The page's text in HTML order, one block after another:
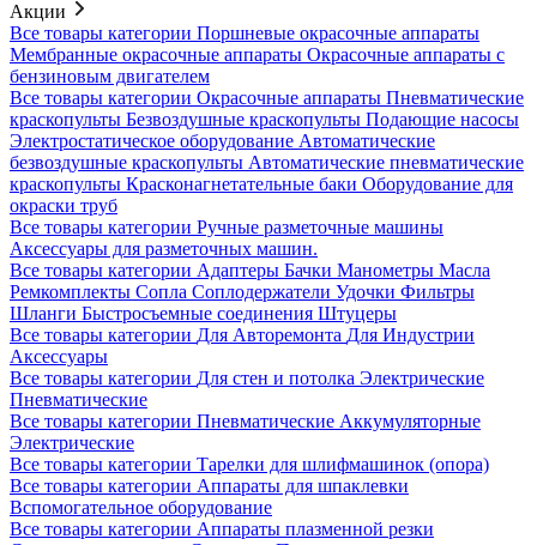
Акции
Все товары категории Поршневые окрасочные аппараты
Мембранные окрасочные аппараты Окрасочные аппараты с
бензиновым двигателем
Все товары категории Окрасочные аппараты Пневматические
краскопульты Безвоздушные краскопульты Подающие насосы
Электростатическое оборудование Автоматические
безвоздушные краскопульты Автоматические пневматические
краскопульты Красконагнетательные баки Оборудование для
окраски труб
Все товары категории Ручные разметочные машины
Аксессуары для разметочных машин.
Все товары категории Адаптеры Бачки Манометры Масла
Ремкомплекты Сопла Соплодержатели Удочки Фильтры
Шланги Быстросъемные соединения Штуцеры
Все товары категории Для Авторемонта Для Индустрии
Аксессуары
Все товары категории Для стен и потолка Электрические
Пневматические
Все товары категории Пневматические Аккумуляторные
Электрические
Все товары категории Тарелки для шлифмашинок (опора)
Все товары категории Аппараты для шпаклевки
Вспомогательное оборудование
Все товары категории Аппараты плазменной резки